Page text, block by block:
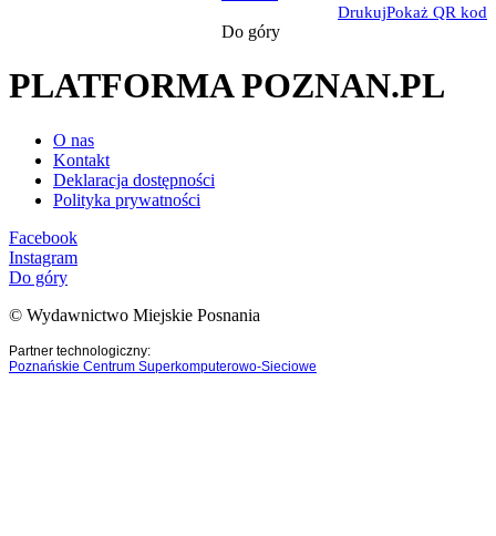
DrukujPokaż QR kod
Do góry
PLATFORMA POZNAN.PL
O nas
Kontakt
Deklaracja dostępności
Polityka prywatności
Facebook
Instagram
Do góry
© Wydawnictwo Miejskie Posnania
Partner technologiczny:
Poznańskie Centrum Superkomputerowo-Sieciowe